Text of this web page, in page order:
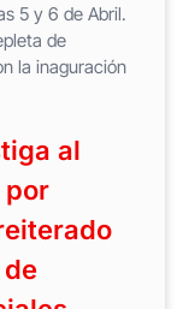
5 y 6 de Abril.
de
la inaguración
al
por